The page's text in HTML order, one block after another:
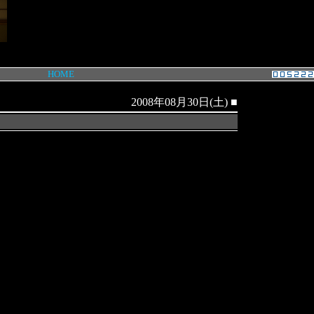
HOME
2008年08月30日(土) ■